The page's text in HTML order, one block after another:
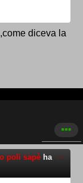
diceva la
poli sapè ha